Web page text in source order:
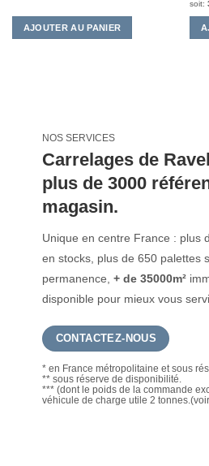
était :
4,00 €.
est :
3,15 €.
AJOUTER AU PANIER
soit:
NOS SERVICES
Carrelages de
plus de 3000
magasin.
Unique en centre France : plus
en stocks, plus de 650 palettes
permanence,+ de 35000m²
disponible pour mieux vous
CONTACTEZ-NOUS
* en France métropolitaine et sous
** sous réserve de disponibilité.
*** (dont le poids de la commande
véhicule de charge utile 2